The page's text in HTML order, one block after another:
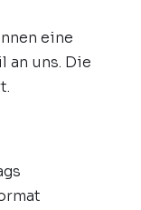
eine
uns. Die